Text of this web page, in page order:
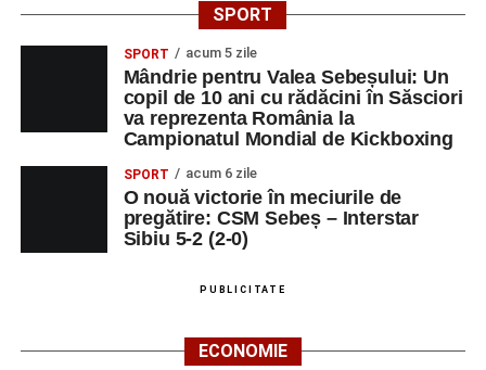
SPORT
SPORT acum 5 zile
Mândrie pentru Valea Sebeșului: Un
copil de 10 ani cu rădăcini în Săsciori
va reprezenta România la
Campionatul Mondial de Kickboxing
SPORT acum 6 zile
O nouă victorie în meciurile de
pregătire: CSM Sebeș – Interstar
Sibiu 5-2 (2-0)
PUBLICITATE
ECONOMIE